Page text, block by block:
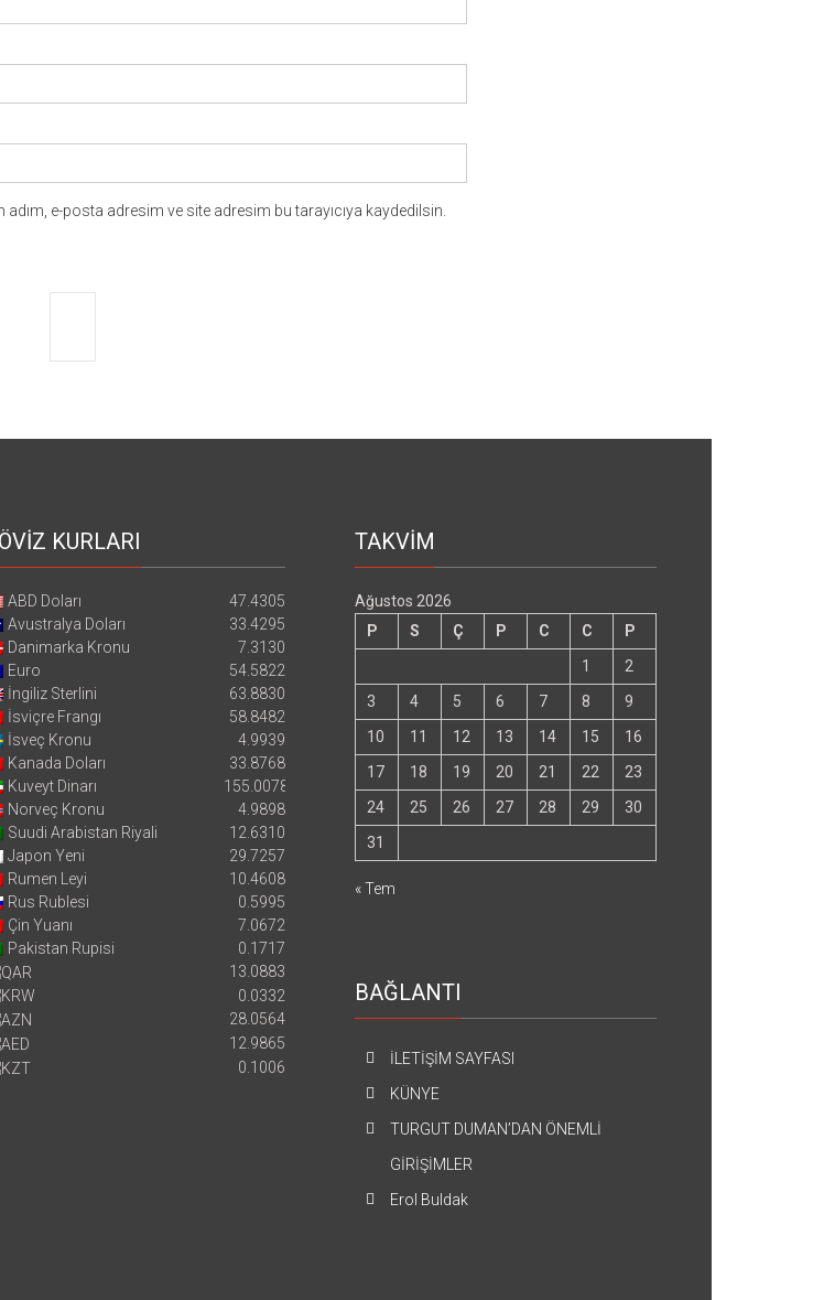
e-posta adresim ve site adresim bu tarayıcıya kaydedilsin.
KURLARI
ABD Doları
47.4305
Avustralya Doları
33.4295
Danimarka Kronu
7.3130
Euro
54.5822
İngiliz Sterlini
63.8830
İsviçre Frangı
58.8482
İsveç Kronu
4.9939
Kanada Doları
33.8768
Kuveyt Dinarı
155.0078
Norveç Kronu
4.9898
Suudi Arabistan Riyali
12.6310
Japon Yeni
29.7257
Rumen Leyi
10.4608
Rus Rublesi
0.5995
Çin Yuanı
7.0672
Pakistan Rupisi
0.1717
13.0883
0.0332
28.0564
12.9865
0.1006
TAKVİM
Ağustos 2026
P
S Ç P C C
P
1
2
3
4 5 6 7 8
9
10
11 12 13 14 15
16
17
18 19 20 21 22
23
24
25 26 27 28 29
30
31
« Tem
BAĞLANTI
İLETİŞİM SAYFASI
KÜNYE
TURGUT DUMAN’DAN ÖNEMLİ
GİRİŞİMLER
Erol Buldak